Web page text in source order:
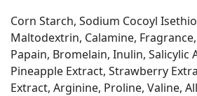
Corn Starch, Sodium Cocoyl
Maltodextrin, Calamine,
Papain, Bromelain, Inulin, Salicylic
Pineapple Extract, Strawberry
Extract, Arginine, Proline, Valine,